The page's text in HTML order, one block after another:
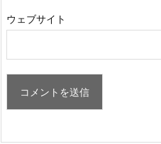
ウェブサイト